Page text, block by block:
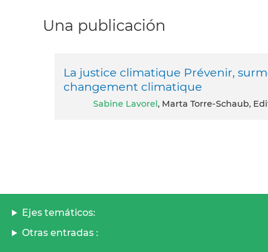
Una publicación
La justice climatique Prévenir,
changement climatique
Sabine Lavorel, Marta Torre-Schaub,
Ejes temáticos:
Otras entradas :